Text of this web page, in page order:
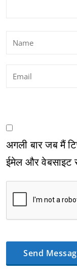
अगली बार जब मैं
ईमेल और वेबसाइट